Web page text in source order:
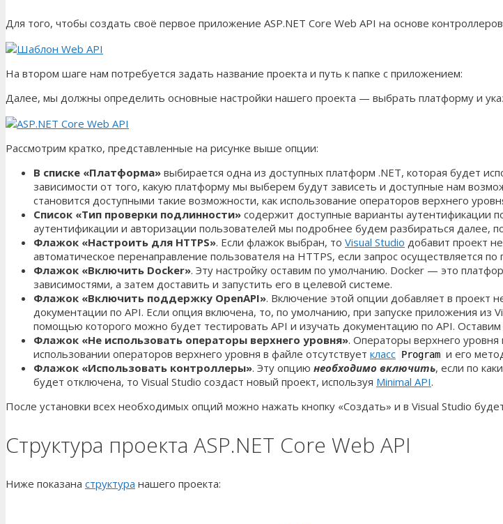
Для того, чтобы создать своё первое приложение ASP.NET Core Web API на основе
На втором шаге нам потребуется задать название проекта и путь к папке с приложением:
Далее, мы должны определить основные настройки нашего проекта — выбрать платформу и
Рассмотрим кратко, представленные на рисунке выше опции:
В списке «Платформа» выбирается одна из доступных платформ .NET, которая будет
зависимости от того, какую платформу мы выберем будут зависеть и доступные нам
становится доступными такие возможности, как использование операторов верхнего
Список «Тип проверки подлинности» содержит доступные варианты аутентификации
аутентификации и авторизации пользователей мы подробнее будем разбираться далее,
Флажок «Настроить для HTTPS». Если флажок выбран, то Visual Studio добавит проект
автоматическое перенаправление пользователя на HTTPS, если запрос осуществляется
Флажок «Включить Docker». Эту настройку оставим по умолчанию. Docker — это
зависимостями, а затем доставить и запустить его в целевой системе.
Флажок «Включить поддержку OpenAPI». Включение этой опции добавляет в проект
документации по API. Если опция включена, то, по умолчанию, при запуске приложения из
помощью которого можно будет тестировать API и изучать документацию по API.
Флажок «Не использовать операторы верхнего уровня». Операторы верхнего уровня
использовании операторов верхнего уровня в файле отсутствует класс Program и его
Флажок «Использовать контроллеры». Эту опцию необходимо включить, если по
будет отключена, то Visual Studio создаст новый проект, используя Minimal API.
После установки всех необходимых опций можно нажать кнопку «Создать» и в Visual Studio
Структура проекта ASP.NET Core Web API
Ниже показана структура нашего проекта: